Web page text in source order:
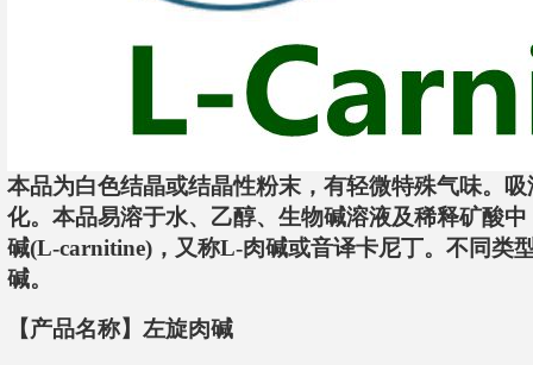
本品为白色结晶或结晶性粉末，有轻微特殊气味。
化。本品易溶于水、乙醇、生物碱溶液及稀释矿酸
碱(L-carnitine)，又称L-肉碱或音译卡尼丁。不同类
碱。
【产品名称】左旋肉碱